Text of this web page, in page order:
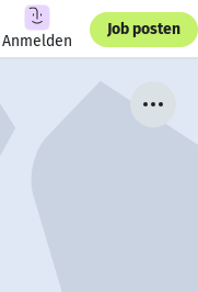
Anmelden
Job posten